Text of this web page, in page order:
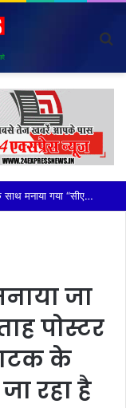
*विदेशी मूल के व्यक्तियों (नाइजीरियन) से परेशान होकर ग्राम वासियों ने रबूपुरा थाने में एक ज्ञापन दिया*
जा
पोस्टर
के
रहा है